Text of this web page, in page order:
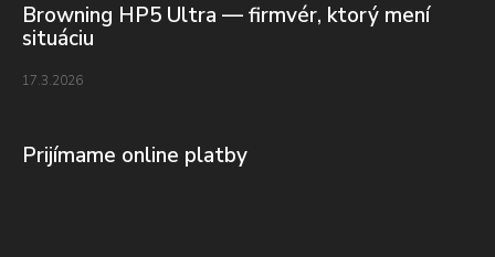
Browning HP5 Ultra — firmvér, ktorý mení
situáciu
17.3.2026
Prijímame online platby